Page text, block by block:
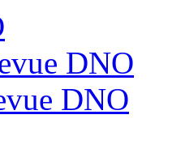
DNO
DNO